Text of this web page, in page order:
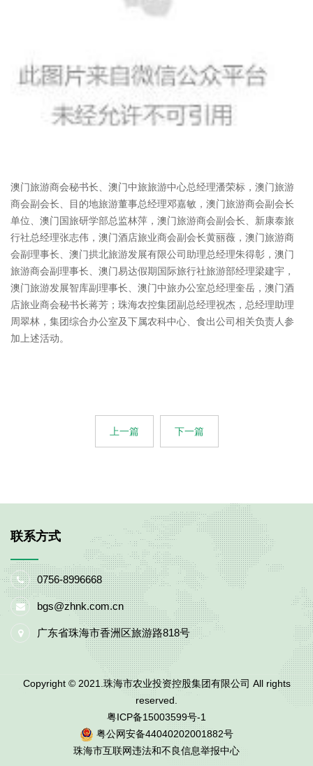
澳门旅游商会秘书长、澳门中旅旅游中心总经理潘荣标，澳门旅游
商会副会长、目的地旅游董事总经理邓嘉敏，澳门旅游商会副会长
单位、澳门国旅研学部总监林萍，澳门旅游商会副会长、新康泰旅
行社总经理张志伟，澳门酒店旅业商会副会长黄丽薇，澳门旅游商
会副理事长、澳门拱北旅游发展有限公司助理总经理朱得彰，澳门
旅游商会副理事长、澳门易达假期国际旅行社旅游部经理梁建宇，
澳门旅游发展智库副理事长、澳门中旅办公室总经理奎岳，澳门酒
店旅业商会秘书长蒋芳；珠海农控集团副总经理祝杰，总经理助理
周翠林，集团综合办公室及下属农科中心、食出公司相关负责人参
加上述活动。
上一篇 下一篇
联系方式
0756-8996668
bgs@zhnk.com.cn
广东省珠海市香洲区旅游路818号
Copyright © 2021.珠海市农业投资控股集团有限公司 All rights
reserved.
粤ICP备15003599号-1
粤公网安备44040202001882号
珠海市互联网违法和不良信息举报中心